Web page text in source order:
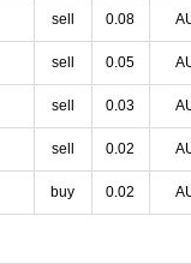
sell 0.08
sell 0.05
sell 0.03
sell 0.02
buy 0.02